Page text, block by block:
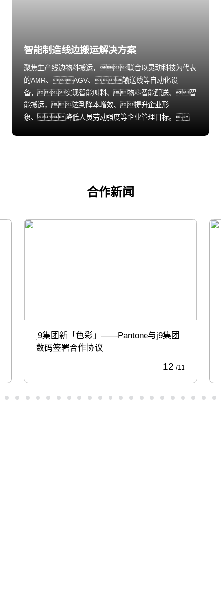
智能制造线边搬运解决方案
聚焦生产线边物料搬运，联合以灵动科技为代表
的AMR、AGV、输送线等自动化设
备，实现智能叫料、物料智能配送、智
能搬运，达到降本增效、提升企业形
象、降低人员劳动强度等企业管理目标。
合作新闻
j9集团新「色彩」——Pantone与j9集团
数码签署合作协议
12 /11